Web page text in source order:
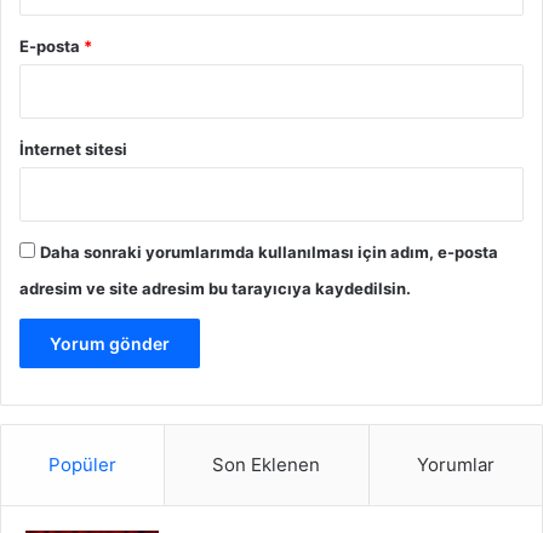
E-posta *
İnternet sitesi
Daha sonraki yorumlarımda kullanılması için adım, e-posta
adresim ve site adresim bu tarayıcıya kaydedilsin.
Popüler Son Eklenen Yorumlar